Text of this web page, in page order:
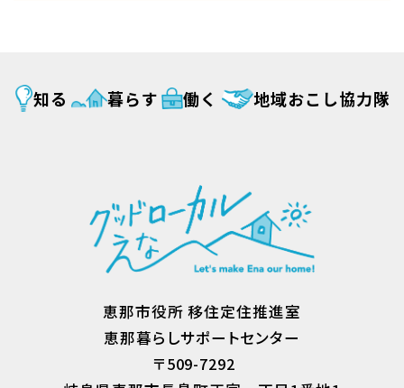
知る 暮らす 働く 地域おこし協力隊
恵那市役所 移住定住推進室
恵那暮らしサポートセンター
〒509-7292